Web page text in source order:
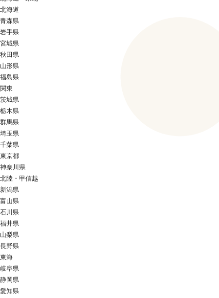
北海道
青森県
岩手県
宮城県
秋田県
山形県
福島県
関東
茨城県
栃木県
群馬県
埼玉県
千葉県
東京都
神奈川県
北陸・甲信越
新潟県
富山県
石川県
福井県
山梨県
長野県
東海
岐阜県
静岡県
愛知県